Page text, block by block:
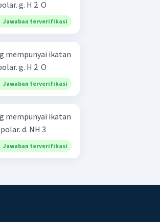
ion, ikatan kovalen polar, dan ikatan kovalen nonpolar. g. H 2 ​ O
Jawaban terverifikasi
mempunyai ikatan
ion, ikatan kovalen polar, dan ikatan kovalen nonpolar. g. H 2 ​ O
Jawaban terverifikasi
mempunyai ikatan
ion, ikatan kovalen polar, dan ikatan kovalen non-polar. d. NH 3 ​
Jawaban terverifikasi